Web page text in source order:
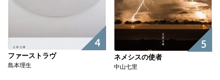
4
ファーストラヴ
島本理生
5
ネメシスの使者
中山七里